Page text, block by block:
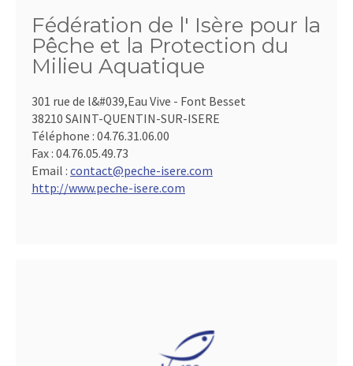
Fédération de l' Isère pour la
Pêche et la Protection du
Milieu Aquatique
301 rue de l&#039,Eau Vive - Font Besset
38210 SAINT-QUENTIN-SUR-ISERE
Téléphone : 04.76.31.06.00
Fax : 04.76.05.49.73
Email : contact@peche-isere.com
http://www.peche-isere.com